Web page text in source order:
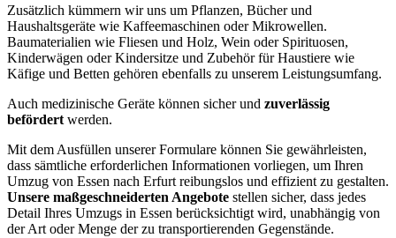
Zusätzlich kümmern wir uns um Pflanzen, Bücher und
Haushaltsgeräte wie Kaffeemaschinen oder Mikrowellen.
Baumaterialien wie Fliesen und Holz, Wein oder Spirituosen,
Kinderwägen oder Kindersitze und Zubehör für Haustiere wie
Käfige und Betten gehören ebenfalls zu unserem Leistungsumfang.
Auch medizinische Geräte können sicher und zuverlässig
befördert werden.
Mit dem Ausfüllen unserer Formulare können Sie gewährleisten,
dass sämtliche erforderlichen Informationen vorliegen, um Ihren
Umzug von Essen nach Erfurt reibungslos und effizient zu gestalten.
Unsere maßgeschneiderten Angebote stellen sicher, dass jedes
Detail Ihres Umzugs in Essen berücksichtigt wird, unabhängig von
der Art oder Menge der zu transportierenden Gegenstände.